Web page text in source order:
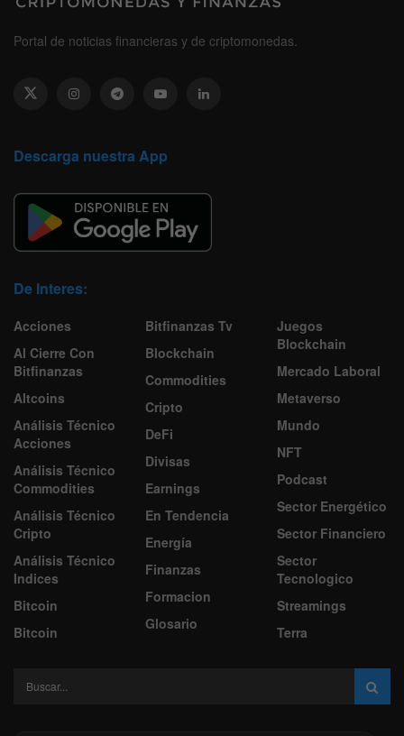
Portal de noticias financieras y de criptomonedas.
Descarga nuestra App
De Interes:
Acciones
Al Cierre Con
Bitfinanzas
Altcoins
Análisis Técnico
Acciones
Análisis Técnico
Commodities
Análisis Técnico
Cripto
Análisis Técnico
Indices
Bitcoin
Bitcoin
Bitfinanzas Tv
Blockchain
Commodities
Cripto
DeFi
Divisas
Earnings
En Tendencia
Energía
Finanzas
Formacion
Glosario
Juegos
Blockchain
Mercado Laboral
Metaverso
Mundo
NFT
Podcast
Sector Energético
Sector Financiero
Sector
Tecnologico
Streamings
Terra